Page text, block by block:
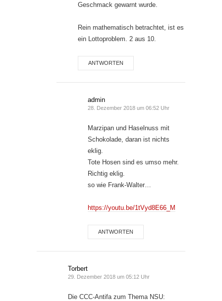
Geschmack gewarnt wurde.
Rein mathematisch betrachtet, ist es
ein Lottoproblem. 2 aus 10.
ANTWORTEN
admin
28. Dezember 2018 um 06:52 Uhr
Marzipan und Haselnuss mit
Schokolade, daran ist nichts
eklig.
Tote Hosen sind es umso mehr.
Richtig eklig.
so wie Frank-Walter…
https://youtu.be/1tVyd8E66_M
ANTWORTEN
Torbert
29. Dezember 2018 um 05:12 Uhr
Die CCC-Antifa zum Thema NSU: